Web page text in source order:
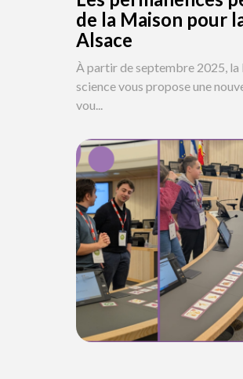
de la Maison pour
Alsace
À partir de septembre 2025, la
science vous propose une
vou...